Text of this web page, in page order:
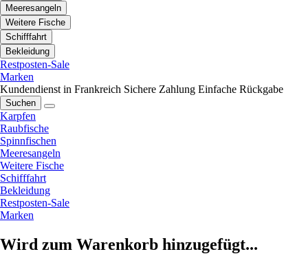
Meeresangeln
Weitere Fische
Schifffahrt
Bekleidung
Restposten-Sale
Marken
Kundendienst in Frankreich Sichere Zahlung Einfache Rückgabe
Suchen
Karpfen
Raubfische
Spinnfischen
Meeresangeln
Weitere Fische
Schifffahrt
Bekleidung
Restposten-Sale
Marken
Wird zum Warenkorb hinzugefügt...